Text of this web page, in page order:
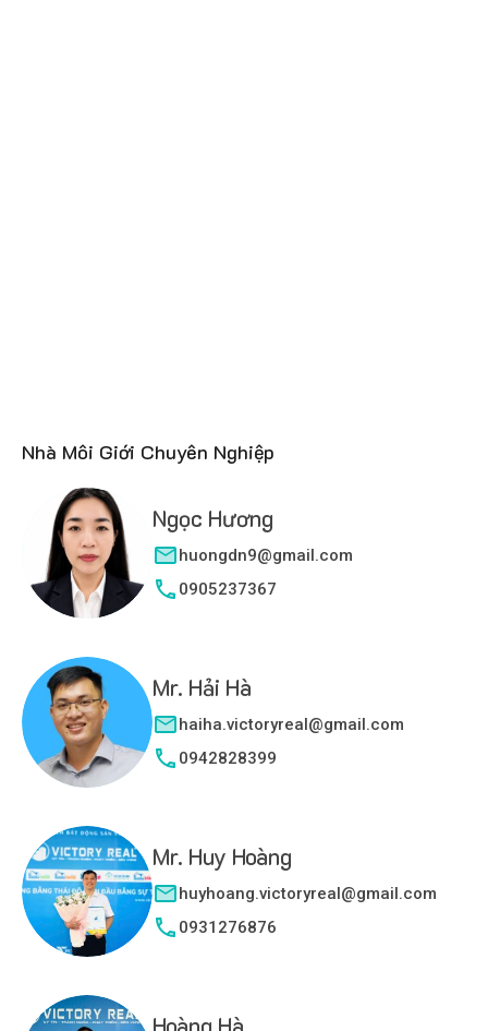
Nhà Môi Giới Chuyên Nghiệp
Ngọc Hương
huongdn9@gmail.com
0905237367
Mr. Hải Hà
haiha.victoryreal@gmail.com
0942828399
Mr. Huy Hoàng
huyhoang.victoryreal@gmail.com
0931276876
Hoàng Hà